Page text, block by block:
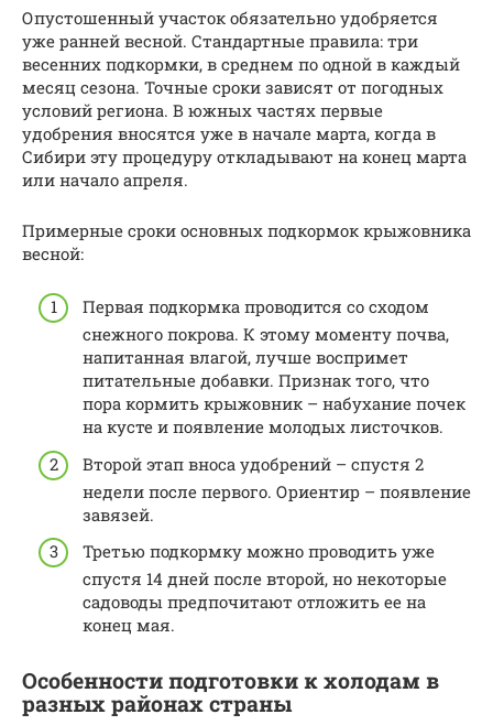
Опустошенный участок обязательно удобряется
уже ранней весной. Стандартные правила: три
весенних подкормки, в среднем по одной в каждый
месяц сезона. Точные сроки зависят от погодных
условий региона. В южных частях первые
удобрения вносятся уже в начале марта, когда в
Сибири эту процедуру откладывают на конец марта
или начало апреля.
Примерные сроки основных подкормок крыжовника
весной:
Первая подкормка проводится со сходом
снежного покрова. К этому моменту почва,
напитанная влагой, лучше воспримет
питательные добавки. Признак того, что
пора кормить крыжовник – набухание почек
на кусте и появление молодых листочков.
Второй этап вноса удобрений – спустя 2
недели после первого. Ориентир – появление
завязей.
Третью подкормку можно проводить уже
спустя 14 дней после второй, но некоторые
садоводы предпочитают отложить ее на
конец мая.
Особенности подготовки к холодам в
разных районах страны